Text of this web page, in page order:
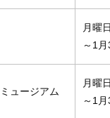
月曜
～1月
ュージアム
月曜
～1月